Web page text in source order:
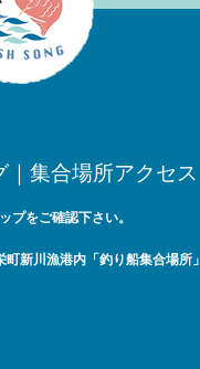
｜集合場所アクセス
プをご確認下さい。
町新川漁港内「釣り船集合場所」